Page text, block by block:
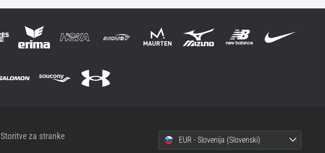
Storitve za stranke EUR - Slovenija (Slovenski)